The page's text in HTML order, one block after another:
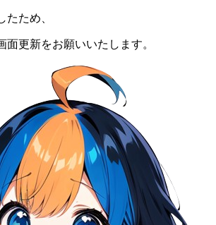
たため、
面更新をお願いいたします。